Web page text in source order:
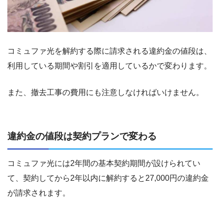
コミュファ光を解約する際に請求される違約金の値段は、
利用している期間や割引を適用しているかで変わります。
また、撤去工事の費用にも注意しなければいけません。
違約金の値段は契約プランで変わる
コミュファ光には2年間の基本契約期間が設けられてい
て、契約してから2年以内に解約すると 27,000円の違約金
が請求されます。